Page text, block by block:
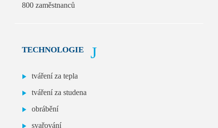
800 zaměstnanců
TECHNOLOGIE
tváření za tepla
tváření za studena
obrábění
svařování